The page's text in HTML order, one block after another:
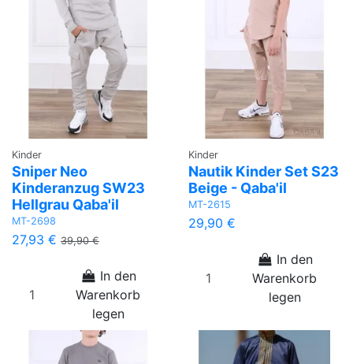
Kinder
Sniper Neo
Kinderanzug SW23
Hellgrau Qaba'il
MT-2698
27,93 € 39,90 €
In den
Warenkorb
legen
Kinder
Nautik Kinder Set S23
Beige - Qaba'il
MT-2615
29,90 €
In den
Warenkorb
legen